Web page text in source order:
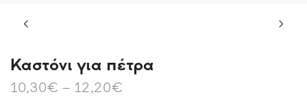
Καστόνι για πέτρα
10,30€ – 12,20€